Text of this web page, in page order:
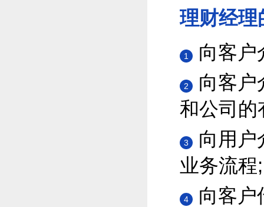
理财经理
1 向客户
2
向客户
和公司的
3
向用户
业务流程;
4
向客户